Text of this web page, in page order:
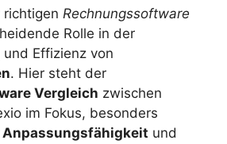
richtigen Rechnungssoftware
Rolle in der
Effizienz von
. Hier steht der
Vergleich zwischen
im Fokus, besonders
Anpassungsfähigkeit und